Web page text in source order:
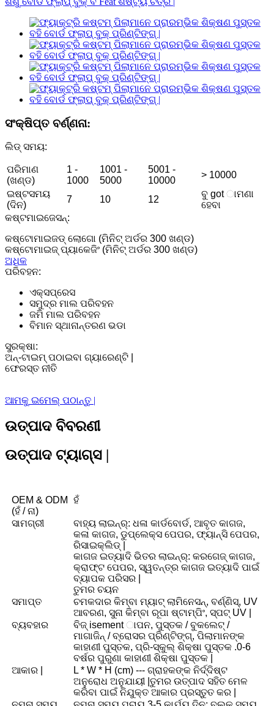
ସଂକ୍ଷିପ୍ତ ବର୍ଣ୍ଣନା:
ଲିଡ୍ ସମୟ:
ପରିମାଣ
(ଖଣ୍ଡ)
1 -
1000
1001 -
5000
5001 -
10000
> 10000
ଇଷ୍ଟସମୟ
(ଦିନ)
7 10 12
ବୁ got ାମଣା
ହେବା
କଷ୍ଟମାଇଜେସନ୍:
କଷ୍ଟୋମାଇଜଡ୍ ଲୋଗୋ (ମିନିଟ୍ ଅର୍ଡର 300 ଖଣ୍ଡ)
କଷ୍ଟୋମାଇଜ୍ ପ୍ୟାକେଜିଂ (ମିନିଟ୍ ଅର୍ଡର 300 ଖଣ୍ଡ)
ଅଧିକ
ପରିବହନ:
ଏକ୍ସପ୍ରେସ
ସମୁଦ୍ର ମାଲ ପରିବହନ
ଜମି ମାଲ ପରିବହନ
ବିମାନ ସ୍ଥାନାନ୍ତରଣ ଭଡା
ସୁରକ୍ଷା:
ଅନ୍-ଟାଇମ୍ ପଠାଇବା ଗ୍ୟାରେଣ୍ଟି |
ଫେରସ୍ତ ନୀତି
ଆମକୁ ଇମେଲ୍ ପଠାନ୍ତୁ |
ଉତ୍ପାଦ ବିବରଣୀ
ଉତ୍ପାଦ ଟ୍ୟାଗ୍ସ |
OEM & ODM
(ହଁ / ନା)
ହଁ
ସାମଗ୍ରୀ
ବାହ୍ୟ ଲାଇନ୍ର୍: ଧଳା କାର୍ଡବୋର୍ଡ, ଆବୃତ କାଗଜ,
କଳା କାଗଜ, ଡୁପ୍ଲେକ୍ସ ପେପର, ଫ୍ୟାନ୍ସି ପେପର,
ରିସାଇକ୍ଲିଡ୍ |
କାଗଜ ଇତ୍ୟାଦି ଭିତର ଲାଇନ୍ର୍: କରଗେଜ୍ କାଗଜ,
କ୍ରାଫ୍ଟ ପେପର, ସ୍ୱତନ୍ତ୍ର କାଗଜ ଇତ୍ୟାଦି ପାଇଁ
ବ୍ୟାପକ ପରିସର |
ତୁମର ଚୟନ
ସମାପ୍ତ
ଚମକଦାର କିମ୍ବା ମ୍ୟାଟ୍ ଲାମିନେସନ୍, ବର୍ଣ୍ଣିସ୍, UV
ଆବରଣ, ସୁନା କିମ୍ବା ରୂପା ଷ୍ଟାମ୍ପିଂ, ସ୍ପଟ୍ UV |
ବ୍ୟବହାର
ବିଜ୍ isement ାପନ, ପୁସ୍ତକ / ବୁକଲେଟ୍ /
ମାଗାଜିନ୍ / ବ୍ରୋସର ପ୍ରିଣ୍ଟିଙ୍ଗ୍, ପିଲାମାନଙ୍କ
କାହାଣୀ ପୁସ୍ତକ, ପ୍ରି-ସ୍କୁଲ୍ ଶିକ୍ଷା ପୁସ୍ତକ .0-6
ବର୍ଷର ପୁରୁଣା କାହାଣୀ ଶିକ୍ଷା ପୁସ୍ତକ |
ଆକାର |
L * W * H (cm) --- ଗ୍ରାହକଙ୍କ ନିର୍ଦ୍ଦିଷ୍ଟ
ଅନୁରୋଧ ଅନୁଯାୟୀ |ତୁମର ଉତ୍ପାଦ ସହିତ ମେଳ
କରିବା ପାଇଁ ନିଯୁକ୍ତ ଆକାର ପ୍ରସ୍ତୁତ କର |